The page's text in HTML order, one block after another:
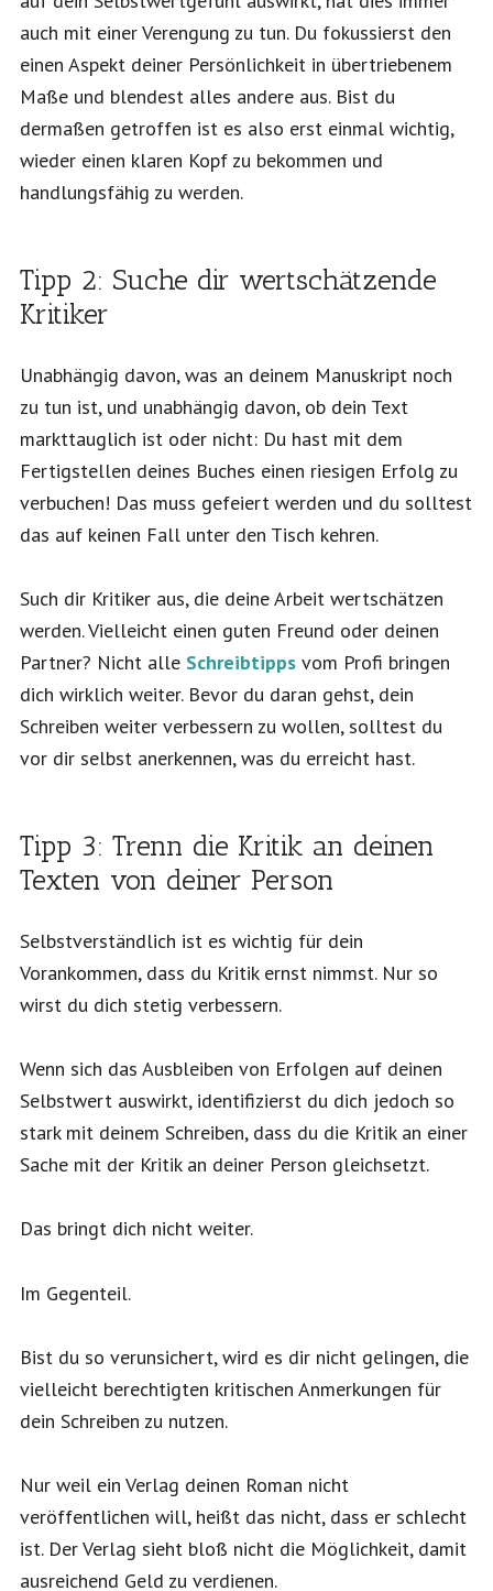
auch mit einer Verengung zu tun. Du fokussierst den
einen Aspekt deiner Persönlichkeit in übertriebenem
Maße und blendest alles andere aus. Bist du
dermaßen getroffen ist es also erst einmal wichtig,
wieder einen klaren Kopf zu bekommen und
handlungsfähig zu werden.
Tipp 2: Suche dir wertschätzende
Kritiker
Unabhängig davon, was an deinem Manuskript noch
zu tun ist, und unabhängig davon, ob dein Text
markttauglich ist oder nicht: Du hast mit dem
Fertigstellen deines Buches einen riesigen Erfolg zu
verbuchen! Das muss gefeiert werden und du solltest
das auf keinen Fall unter den Tisch kehren.
Such dir Kritiker aus, die deine Arbeit wertschätzen
werden. Vielleicht einen guten Freund oder deinen
Partner? Nicht alle Schreibtippsvom Profi bringen
dich wirklich weiter. Bevor du daran gehst, dein
Schreiben weiter verbessern zu wollen, solltest du
vor dir selbst anerkennen, was du erreicht hast.
Tipp 3: Trenn die Kritik an deinen
Texten von deiner Person
Selbstverständlich ist es wichtig für dein
Vorankommen, dass du Kritik ernst nimmst. Nur so
wirst du dich stetig verbessern.
Wenn sich das Ausbleiben von Erfolgen auf deinen
Selbstwert auswirkt, identifizierst du dich jedoch so
stark mit deinem Schreiben, dass du die Kritik an einer
Sache mit der Kritik an deiner Person gleichsetzt.
Das bringt dich nicht weiter.
Im Gegenteil.
Bist du so verunsichert, wird es dir nicht gelingen, die
vielleicht berechtigten kritischen Anmerkungen für
dein Schreiben zu nutzen.
Nur weil ein Verlag deinen Roman nicht
veröffentlichen will, heißt das nicht, dass er schlecht
ist. Der Verlag sieht bloß nicht die Möglichkeit, damit
ausreichend Geld zu verdienen.